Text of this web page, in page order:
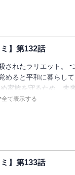
】第132話
されたラリエット。
めると平和に暮らし
家族を守るため、未
決意し家を出る。 で
全て表示する
】第133話